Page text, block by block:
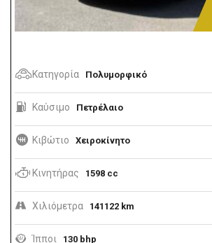
Κατηγορία Πολυμορφικό
Καύσιμο Πετρέλαιο
Κιβώτιο Χειροκίνητο
Κινητήρας 1598 cc
Χιλιόμετρα 141122 km
Ίπποι 130 bhp